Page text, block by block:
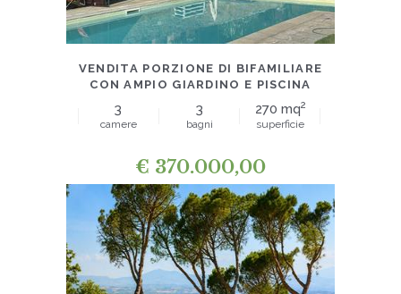
VILLE E CASE INDIPENDENTI
VENDITA PORZIONE DI BIFAMILIARE
CON AMPIO GIARDINO E PISCINA
3
camere
3
bagni
270 mq2
superficie
€ 370.000,00